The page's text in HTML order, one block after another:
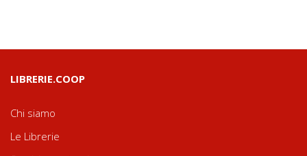
LIBRERIE.COOP
Chi siamo
Le Librerie